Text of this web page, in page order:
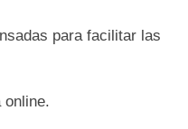
para facilitar las
online.